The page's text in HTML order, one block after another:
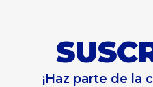
¡Haz parte de la